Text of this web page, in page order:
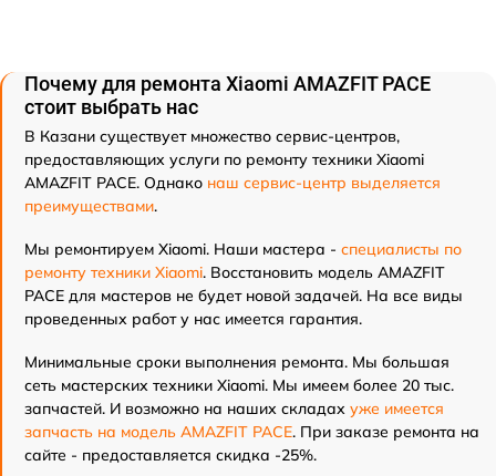
Почему для ремонта Xiaomi AMAZFIT PACE
стоит выбрать нас
В Казани существует множество сервис-центров,
предоставляющих услуги по ремонту техники Xiaomi
AMAZFIT PACE. Однако наш сервис-центр выделяется
преимуществами.
Мы ремонтируем Xiaomi. Наши мастера - специалисты по
ремонту техники Xiaomi. Восстановить модель AMAZFIT
PACE для мастеров не будет новой задачей. На все виды
проведенных работ у нас имеется гарантия.
Минимальные сроки выполнения ремонта. Мы большая
сеть мастерских техники Xiaomi. Мы имеем более 20 тыс.
запчастей. И возможно на наших складах уже имеется
запчасть на модель AMAZFIT PACE. При заказе ремонта на
сайте - предоставляется скидка -25%.